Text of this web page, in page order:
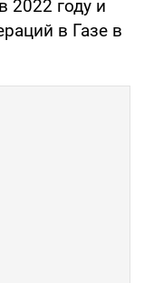
в 2022 году и
в Газе в